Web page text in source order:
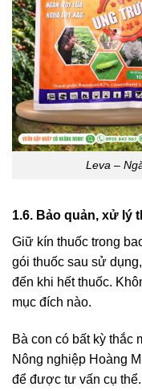
Leva –
1.6. Bảo quản, xử lý
Giữ kín thuốc trong
gói thuốc sau sử
đến khi hết thuốc.
mục đích nào.
Bà con có bất kỳ thắc
Nông nghiệp Hoàng
để được tư vấn cụ thể.